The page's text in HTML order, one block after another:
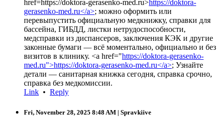
href=https://doktora-gerasenko-med.ru>https://doktora-
gerasenko-med.ru</a>; можно оформить или
перевыпустить официальную медкнижку, справки для
бассейна, ГИБДД, листки нетрудоспособности,
медсправки из диспансеров, заключения КЭК и другие
законные бумаги — всё моментально, официально и без
визитов в клинику. <a href="https://doktora-gerasenko-
med.ru">https://doktora-gerasenko-med.ru</a>; Узнайте
детали — санитарная книжка сегодня, справка срочно,
справка без медкомиссии.
Link • Reply
Fri, November 28, 2025 8:48 AM | Spravkiive